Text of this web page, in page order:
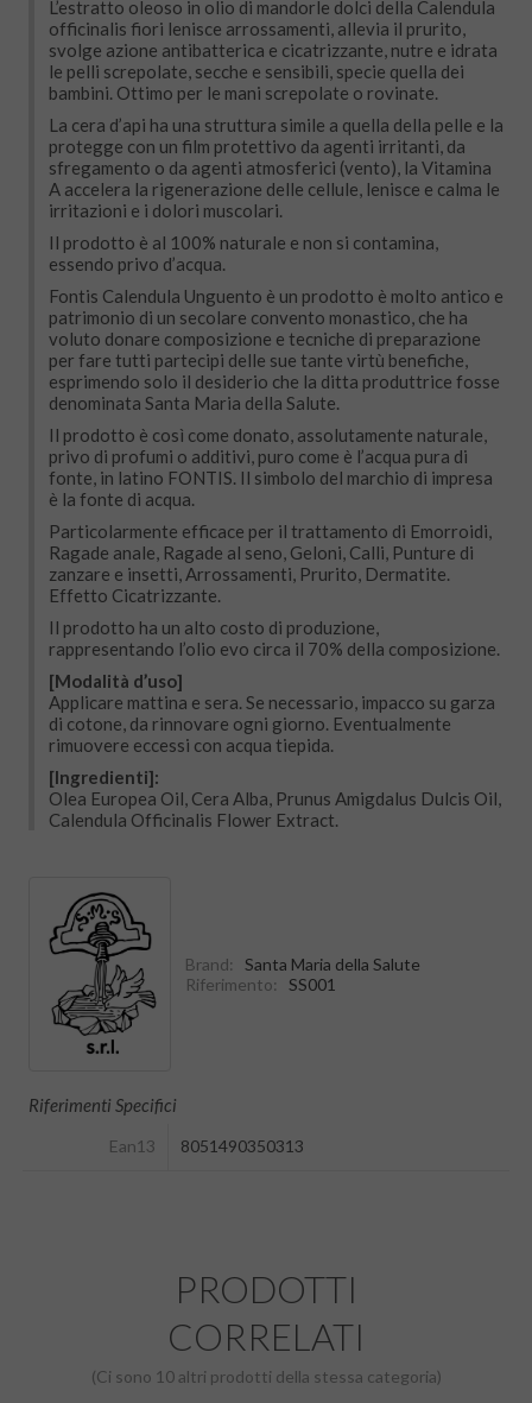
L’estratto oleoso in olio di mandorle dolci della Calendula
officinalis fiori lenisce arrossamenti, allevia il prurito,
svolge azione antibatterica e cicatrizzante, nutre e idrata
le pelli screpolate, secche e sensibili, specie quella dei
bambini. Ottimo per le mani screpolate o rovinate.
La cera d’api ha una struttura simile a quella della pelle e la
protegge con un film protettivo da agenti irritanti, da
sfregamento o da agenti atmosferici (vento), la Vitamina
A accelera la rigenerazione delle cellule, lenisce e calma le
irritazioni e i dolori muscolari.
Il prodotto è al 100% naturale e non si contamina,
essendo privo d’acqua.
Fontis Calendula Unguento è un prodotto è molto antico e
patrimonio di un secolare convento monastico, che ha
voluto donare composizione e tecniche di preparazione
per fare tutti partecipi delle sue tante virtù benefiche,
esprimendo solo il desiderio che la ditta produttrice fosse
denominata Santa Maria della Salute.
Il prodotto è così come donato, assolutamente naturale,
privo di profumi o additivi, puro come è l’acqua pura di
fonte, in latino FONTIS. Il simbolo del marchio di impresa
è la fonte di acqua.
Particolarmente efficace per il trattamento di Emorroidi,
Ragade anale, Ragade al seno, Geloni, Calli, Punture di
zanzare e insetti, Arrossamenti, Prurito, Dermatite.
Effetto Cicatrizzante.
Il prodotto ha un alto costo di produzione,
rappresentando l’olio evo circa il 70% della composizione.
[Modalità d’uso]
Applicare mattina e sera. Se necessario, impacco su garza
di cotone, da rinnovare ogni giorno. Eventualmente
rimuovere eccessi con acqua tiepida.
[Ingredienti]:
Olea Europea Oil, Cera Alba, Prunus Amigdalus Dulcis Oil,
Calendula Officinalis Flower Extract.
Brand:
Santa Maria della Salute
Riferimento:
SS001
Riferimenti Specifici
Ean13 8051490350313
PRODOTTI
CORRELATI
(Ci sono 10 altri prodotti della stessa categoria)